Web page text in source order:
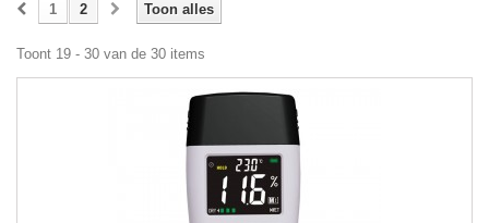
Toon alles
1 2
Toont 19 - 30 van de 30 items